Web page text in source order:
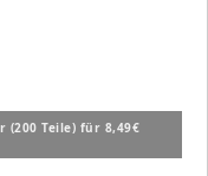
(200 Teile) für 8,49€